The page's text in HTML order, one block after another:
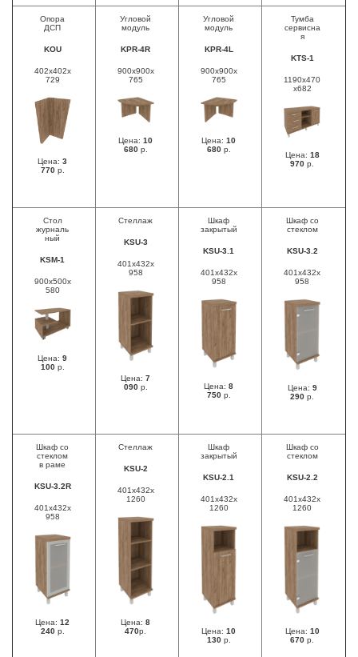
Опора
ДСП
KOU
402x402x
729
Цена: 3
770р.
Угловой
модуль
KPR-4R
900x900x
765
Цена: 10
680 р.
Угловой
модуль
KPR-4L
900x900x
765
Цена: 10
680 р.
Тумба
сервисна
я
KTS-1
1190x470
x682
Цена: 18
970 р.
Стол
журналь
ный
KSM-1
900x500x
580
Цена: 9
100 р.
Стеллаж
KSU-3
401x432x
958
Цена: 7
090р.
Шкаф
закрытый
KSU-3.1
401x432x
958
Цена: 8
750р.
Шкаф со
стеклом
KSU-3.2
401x432x
958
Цена: 9
290 р.
Шкаф со
стеклом
в раме
KSU-3.2R
401x432x
958
Цена: 12
240р.
Стеллаж
KSU-2
401x432x
1260
Цена: 8
470р.
Шкаф
закрытый
KSU-2.1
401x432x
1260
Цена: 10
130 р.
Шкаф со
стеклом
KSU-2.2
401x432x
1260
Цена: 10
670 р.